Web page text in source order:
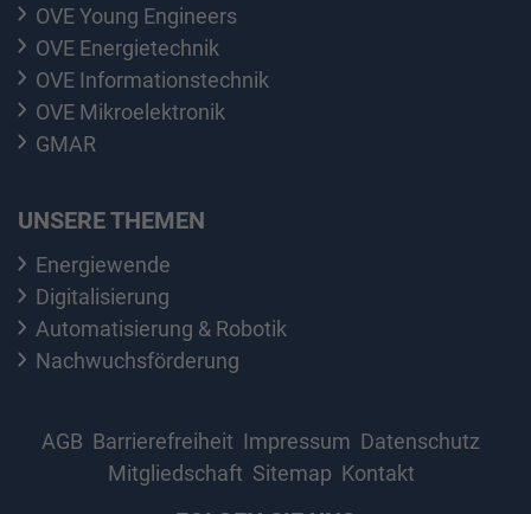
OVE Young Engineers
OVE Energietechnik
OVE Informationstechnik
OVE Mikroelektronik
GMAR
UNSERE THEMEN
Energiewende
Digitalisierung
Automatisierung & Robotik
Nachwuchsförderung
AGB Barrierefreiheit Impressum Datenschutz
Mitgliedschaft Sitemap Kontakt